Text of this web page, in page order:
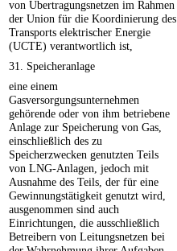
von Übertragungsnetzen im Rahmen
der Union für die Koordinierung des
Transports elektrischer Energie
(UCTE) verantwortlich ist,
31. Speicheranlage
eine einem
Gasversorgungsunternehmen
gehörende oder von ihm betriebene
Anlage zur Speicherung von Gas,
einschließlich des zu
Speicherzwecken genutzten Teils
von LNG-Anlagen, jedoch mit
Ausnahme des Teils, der für eine
Gewinnungstätigkeit genutzt wird,
ausgenommen sind auch
Einrichtungen, die ausschließlich
Betreibern von Leitungsnetzen bei